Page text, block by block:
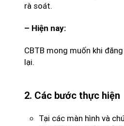
rà soát.
– Hiện nay:
CBTB mong muốn khi
lại.
2. Các bước thực hiện
Tại các màn hình và